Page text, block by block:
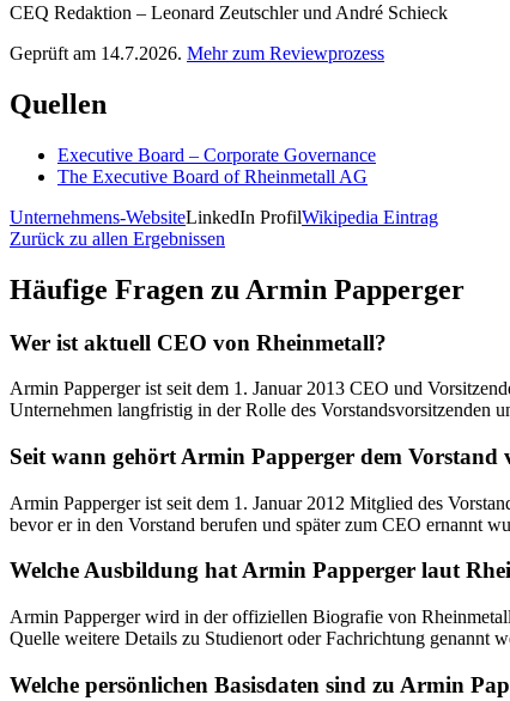
CEQ Redaktion – Leonard Zeutschler und André Schieck
Geprüft am 14.7.2026. Mehr zum Reviewprozess
Quellen
Executive Board – Corporate Governance
The Executive Board of Rheinmetall AG
Unternehmens-WebsiteLinkedIn ProfilWikipedia Eintrag
Zurück zu allen Ergebnissen
Häufige Fragen zu Armin Papperger
Wer ist aktuell CEO von Rheinmetall?
Armin Papperger ist seit dem 1. Januar 2013 CEO und
Unternehmen langfristig in der Rolle des Vorstandsvorsitzenden
Seit wann gehört Armin Papperger dem Vorstand
Armin Papperger ist seit dem 1. Januar 2012 Mitglied des
bevor er in den Vorstand berufen und später zum CEO ernannt
Welche Ausbildung hat Armin Papperger laut
Armin Papperger wird in der offiziellen Biografie von
Quelle weitere Details zu Studienort oder Fachrichtung genannt
Welche persönlichen Basisdaten sind zu Armin